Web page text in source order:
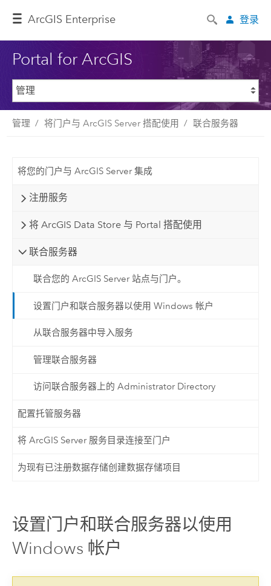
ArcGIS Enterprise 登录
Portal for ArcGIS
管理 将门户与 ArcGIS Server 搭配使用 联合服务器
将您的门户与 ArcGIS Server 集成
注册服务
将 ArcGIS Data Store 与 Portal 搭配使用
联合服务器
联合您的 ArcGIS Server 站点与门户。
设置门户和联合服务器以使用 Windows 帐户
从联合服务器中导入服务
管理联合服务器
访问联合服务器上的 Administrator Directory
配置托管服务器
将 ArcGIS Server 服务目录连接至门户
为现有已注册数据存储创建数据存储项目
设置门户和联合服务器以使用
Windows 帐户